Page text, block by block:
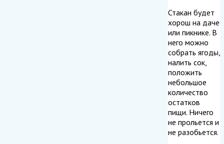
Стакан будет
хорош на даче
или пикнике. В
него можно
собрать ягоды,
налить сок,
положить
небольшое
количество
остатков
пищи. Ничего
не прольется и
не разобьется.